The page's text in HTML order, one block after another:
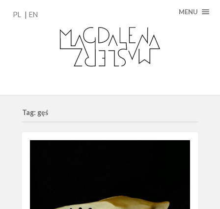
MENU
PL EN
Tag: gęś